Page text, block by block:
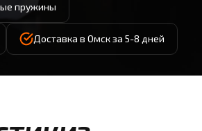
пружины
Доставка в Омск за 5-8 дней